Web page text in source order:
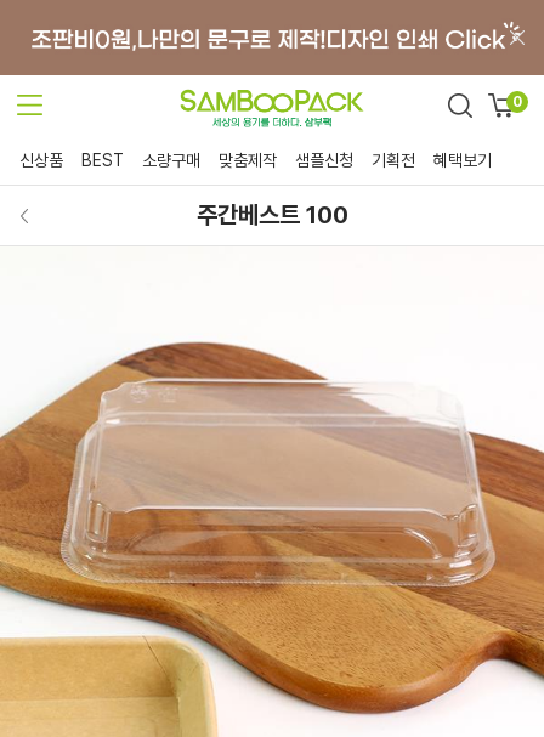
0
신상품 BEST 소량구매 맞춤제작 샘플신청 기획전 혜택보기
주간베스트 100